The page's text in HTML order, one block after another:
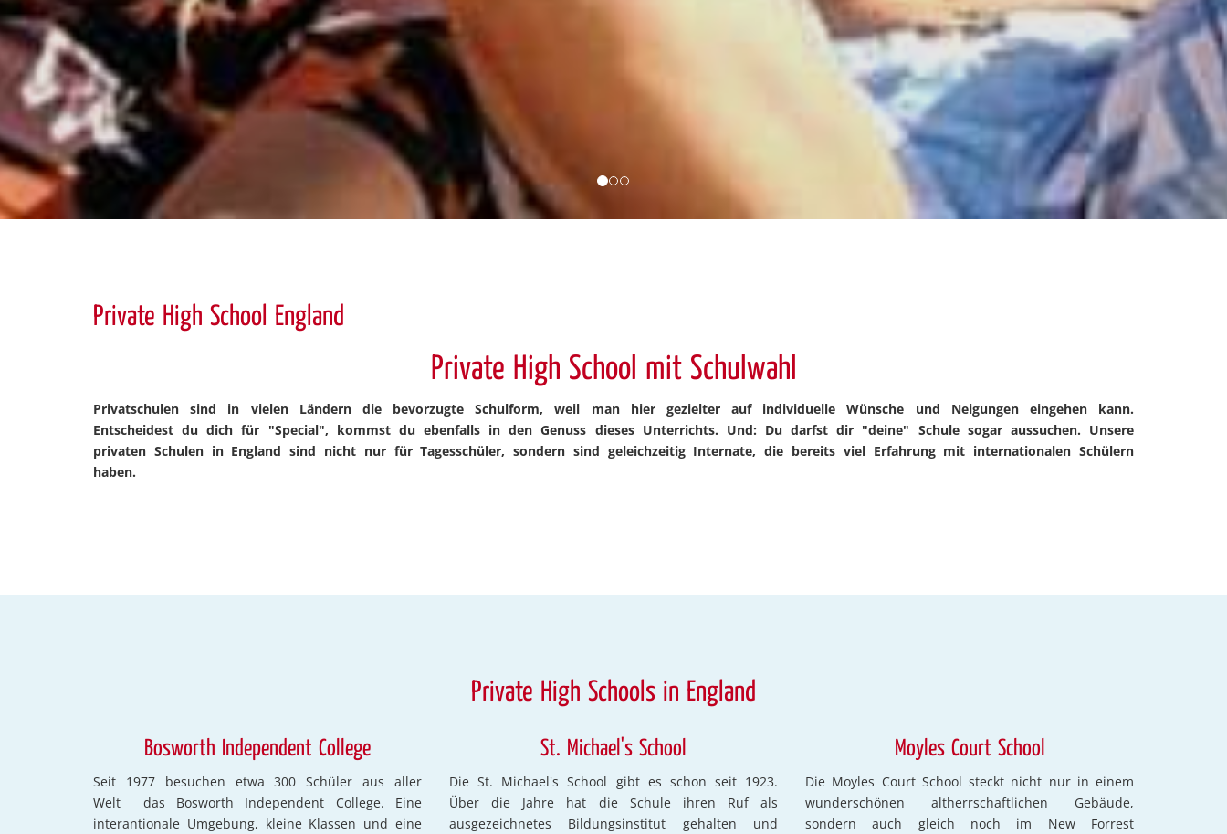
Private High School England
Private High School mit Schulwahl
Privatschulen sind in vielen Ländern die bevorzugte Schulform, weil man hier gezielter auf individuelle Wünsche und Neigungen eingehen kann.
Entscheidest du dich für "Special", kommst du ebenfalls in den Genuss dieses Unterrichts. Und: Du darfst dir "deine" Schule sogar aussuchen. Unsere
privaten Schulen in England sind nicht nur für Tagesschüler, sondern sind geleichzeitig Internate, die bereits viel Erfahrung mit internationalen Schülern
haben.
Private High Schools in England
Bosworth Independent College
Seit 1977 besuchen etwa 300 Schüler aus aller
Welt das Bosworth Independent College. Eine
interantionale Umgebung, kleine Klassen und eine
St. Michael's School
Die St. Michael's School gibt es schon seit 1923.
Über die Jahre hat die Schule ihren Ruf als
ausgezeichnetes Bildungsinstitut gehalten und
Moyles Court School
Die Moyles Court School steckt nicht nur in einem
wunderschönen altherrschaftlichen Gebäude,
sondern auch gleich noch im New Forrest